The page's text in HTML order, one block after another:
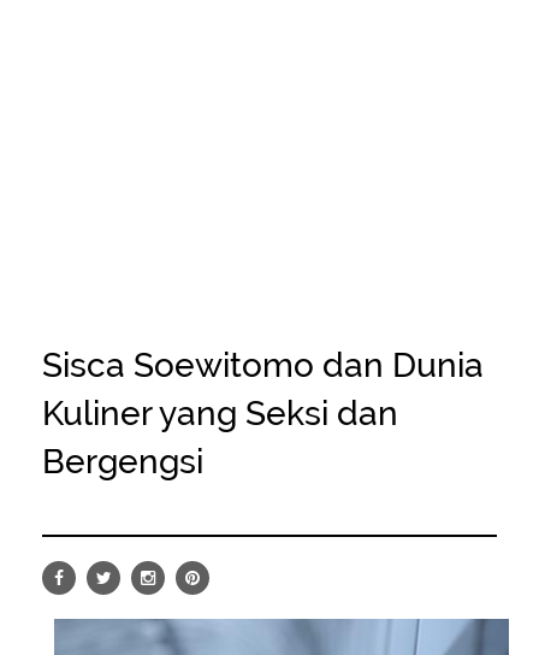
Sisca Soewitomo dan Dunia
Kuliner yang Seksi dan
Bergengsi